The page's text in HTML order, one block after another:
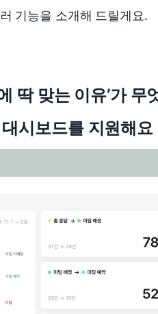
기능을 소개해 드릴게요.
딱 맞는 이유’가 무
시보드를 지원해요